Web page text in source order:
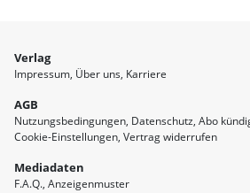
Verlag
Impressum Über uns Karriere
AGB
Nutzungsbedingungen Datenschutz Abo
Cookie-Einstellungen Vertrag widerrufen
Mediadaten
F.A.Q. Anzeigenmuster